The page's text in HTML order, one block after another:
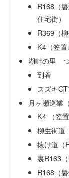
R168（
住宅街）
R369（柳
K4（笠置
湖畔の里
到着
スズキ
月ヶ瀬巡業
K4 （笠
柳生街道
抜け道
裏R163（
R168（磐